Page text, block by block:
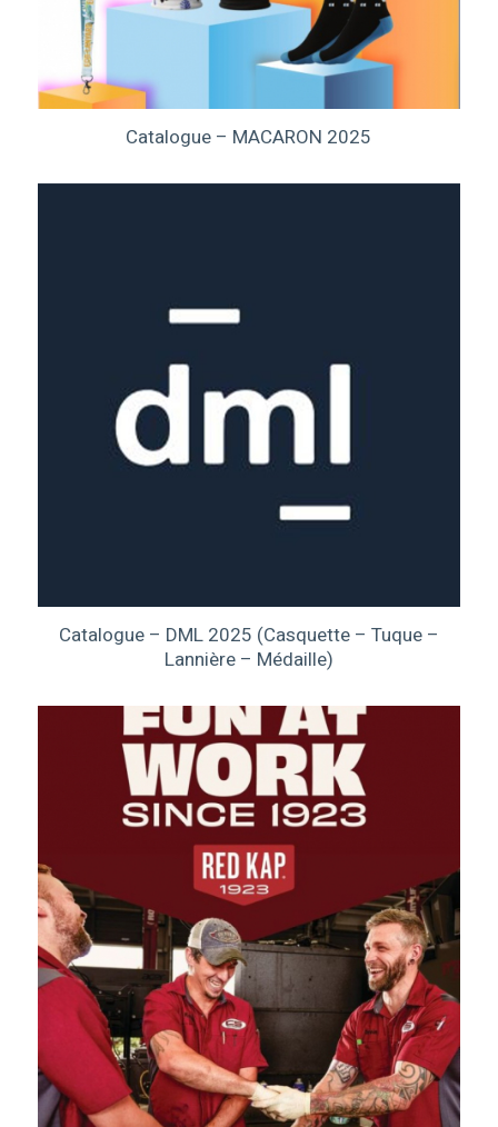
Catalogue – MACARON 2025
Catalogue – DML 2025 (Casquette – Tuque –
Lannière – Médaille)